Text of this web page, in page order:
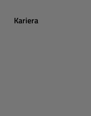
Kariera